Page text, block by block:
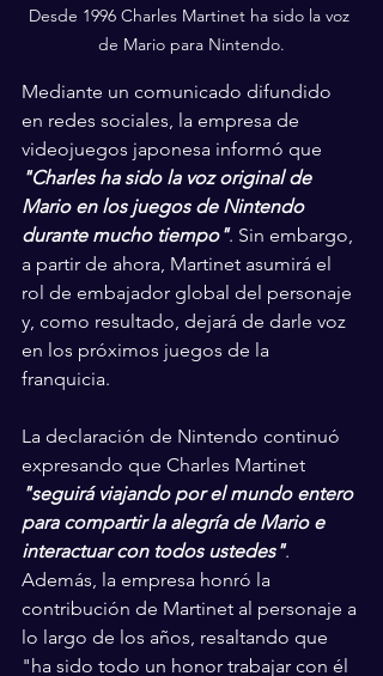
Desde 1996 Charles Martinet ha sido la voz
de Mario para Nintendo.
Mediante un comunicado difundido
en redes sociales, la empresa de
videojuegos japonesa informó que
"Charles ha sido la voz original de
Mario en los juegos de Nintendo
durante mucho tiempo". Sin embargo,
a partir de ahora, Martinet asumirá el
rol de embajador global del personaje
y, como resultado, dejará de darle voz
en los próximos juegos de la
franquicia.
La declaración de Nintendo continuó
expresando que Charles Martinet
"seguirá viajando por el mundo entero
para compartir la alegría de Mario e
interactuar con todos ustedes".
Además, la empresa honró la
contribución de Martinet al personaje a
lo largo de los años, resaltando que
"ha sido todo un honor trabajar con él